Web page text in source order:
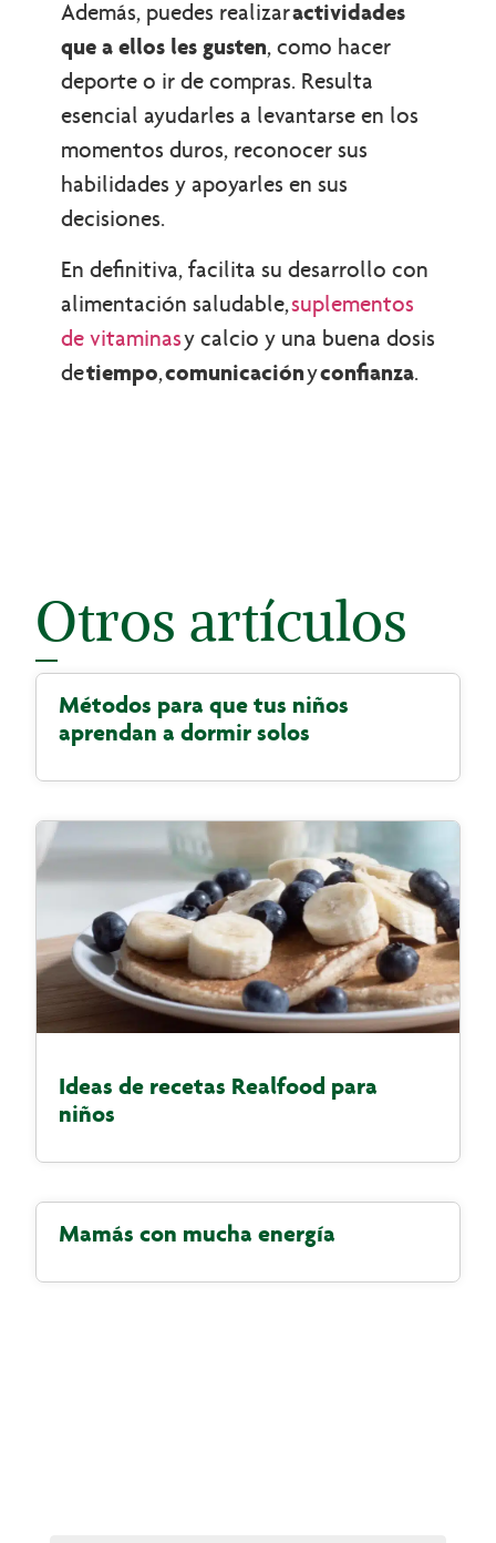
Además, puedes realizaractividades
que a ellos les gusten, como hacer
deporte o ir de compras. Resulta
esencial ayudarles a levantarse en los
momentos duros, reconocer sus
habilidades y apoyarles en sus
decisiones.
En definitiva, facilita su desarrollo con
alimentación saludable,suplementos
de vitaminasy calcio y una buena dosis
detiempo,comunicaciónyconfianza.
Otros artículos
Métodos para que tus niños
aprendan a dormir solos
Ideas de recetas Realfood para
niños
Mamás con mucha energía